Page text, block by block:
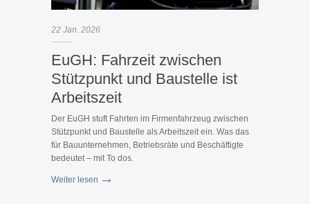
22 Jan. 2026
EuGH: Fahrzeit zwischen
Stützpunkt und Baustelle ist
Arbeitszeit
Der EuGH stuft Fahrten im Firmenfahrzeug zwischen
Stützpunkt und Baustelle als Arbeitszeit ein. Was das
für Bauunternehmen, Betriebsräte und Beschäftigte
bedeutet – mit To dos.
Weiter lesen